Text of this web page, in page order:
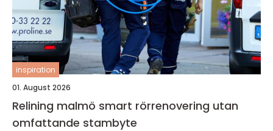
inspiration
01. August 2026
Relining malmö smart rörrenovering utan
omfattande stambyte